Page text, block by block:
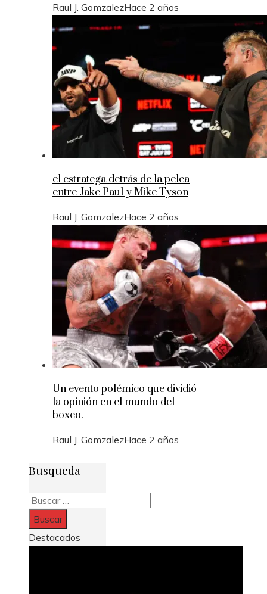
Raul J. GomzalezHace 2 años
el estratega detrás de la pelea
entre Jake Paul y Mike Tyson
Raul J. GomzalezHace 2 años
Un evento polémico que dividió
la opinión en el mundo del
boxeo.
Raul J. GomzalezHace 2 años
Busqueda
Buscar:
Destacados